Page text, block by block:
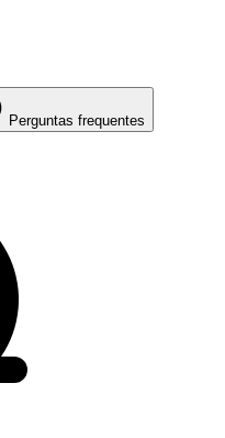
Perguntas frequentes